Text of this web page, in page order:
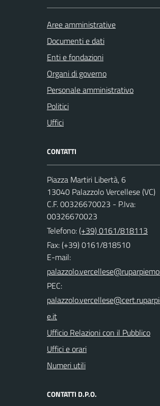
Aree amministrative
Documenti e dati
Enti e fondazioni
Organi di governo
Personale amministrativo
Politici
Uffici
CONTATTI
Piazza Martiri Libertà, 6
13040 Palazzolo Vercellese (VC)
C.F. 00326670023 - P.Iva:
00326670023
Telefono:(+39) 0161/818113
Fax: (+39) 0161/818510
E-mail:
PEC:
Ufficio Relazioni con il Pubblico
Uffici e orari
Numeri utili
CONTATTI D.P.O.